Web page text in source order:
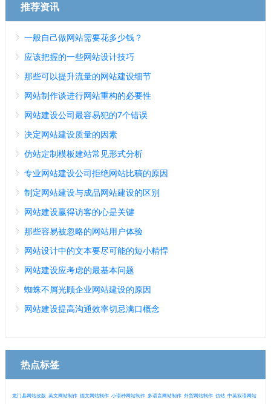
推荐资讯
一般自己做网站需要花多少钱？
应该把握的一些网站设计技巧
那些可以提升流量的网站建设细节
网站制作谈进行网站重构的必要性
网站建设公司最容易犯的7个错误
决定网站建设质量的因素
仿站定制模板建站常见形式分析
专业网站建设公司拒绝网站比稿的原因
制定网站建设与成品网站建设的区别
网站建设赢得访客的心是关键
那些容易被忽略的网站用户体验
网站设计中的文本要尽可能的短小精悍
网站建设应考虑的最基本问题
蜘蛛不屑光顾企业网站建设的原因
网站建设提高沟通效率切忌满口概念
热点标签
龙门县网站改版 英文网站制作 德文网站制作 小语种网站制作 多语言网站制作 外贸网站制作 仿站 中英双语网站